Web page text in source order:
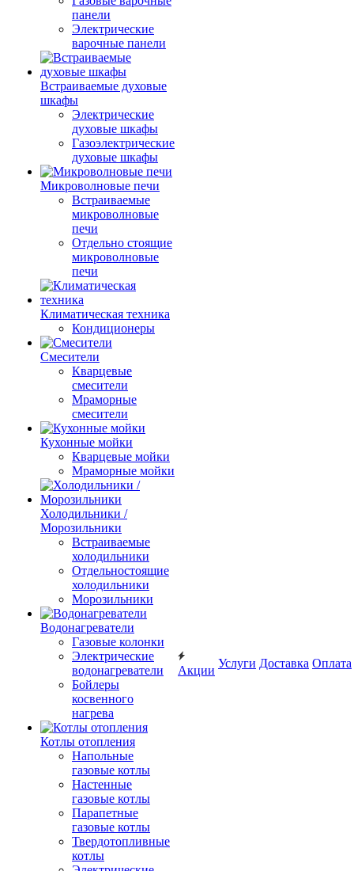
панели
Электрические
варочные панели
Встраиваемые духовые
шкафы
Электрические
духовые шкафы
Газоэлектрические
духовые шкафы
Микроволновые печи
Встраиваемые
микроволновые
печи
Отдельно стоящие
микроволновые
печи
Климатическая техника
Кондиционеры
Смесители
Кварцевые
смесители
Мраморные
смесители
Кухонные мойки
Кварцевые мойки
Мраморные мойки
Холодильники /
Морозильники
Встраиваемые
холодильники
Отдельностоящие
холодильники
Морозильники
Водонагреватели
Газовые колонки
Электрические
водонагреватели
Бойлеры
косвенного
нагрева
Котлы отопления
Напольные
газовые котлы
Настенные
газовые котлы
Парапетные
газовые котлы
Твердотопливные
котлы
Акции
Услуги Доставка Оплата